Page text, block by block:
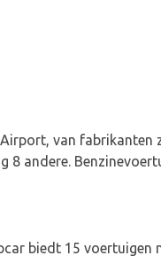
van fabrikanten
8 andere.
biedt 15 voertuigen